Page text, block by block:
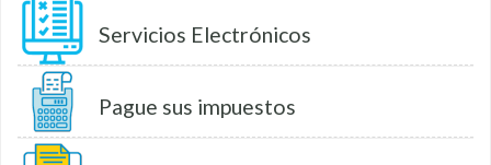
Servicios Electrónicos
Pague sus impuestos